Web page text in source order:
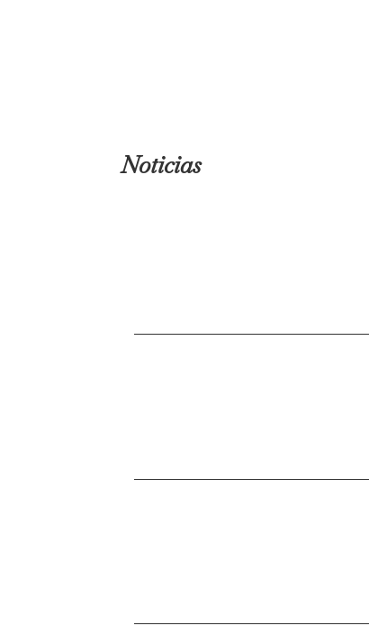
Noticias